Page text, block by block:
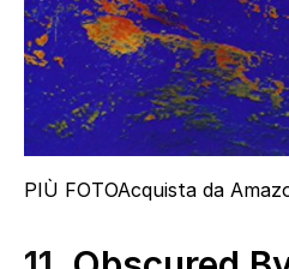
PIÙ FOTOAcquista da